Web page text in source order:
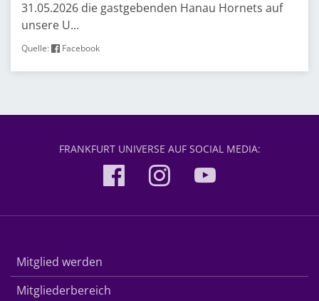
31.05.2026 die gastgebenden Hanau Hornets auf
unsere U...
Quelle: Facebook
FRANKFURT UNIVERSE AUF SOCIAL MEDIA:
Mitglied werden
Mitgliederbereich